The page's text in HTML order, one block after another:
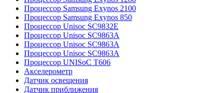
Процессор Samsung Exynos 2100
Процессор Samsung Exynos 850
Процессор Unisoc SC9832E
Процессор Unisoc SC9863A
Процессор Unisoc SC9863A
Процессор Unisoc SC9863A
Процессор UNISoC T606
Акселерометр
Датчик освещения
Датчик приближения